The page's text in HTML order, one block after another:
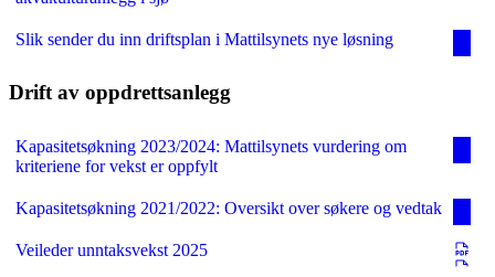
Slik sender du inn driftsplan i Mattilsynets nye løsning
Drift av oppdrettsanlegg
Kapasitetsøkning 2023/2024: Mattilsynets vurdering om
kriteriene for vekst er oppfylt
Kapasitetsøkning 2021/2022: Oversikt over søkere og vedtak
Veileder unntaksvekst 2025